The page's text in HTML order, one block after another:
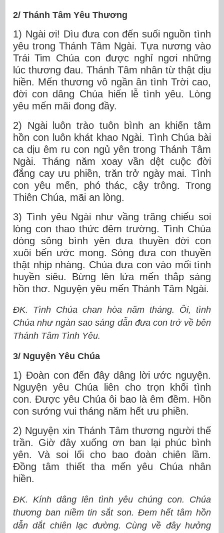
2/ Thánh Tâm Yêu Thương
1) Ngài ơi! Dìu đưa con đến suối nguồn tình
yêu trong Thánh Tâm Ngài. Tựa nương vào
Trái Tim Chúa con được nghỉ ngơi những
lúc thương đau. Thánh Tâm nhân từ thật dịu
hiền. Mến thương vô ngần ân tình Trời cao,
đời con dâng Chúa hiến lễ tình yêu. Lòng
yêu mến mãi đong đầy.
2) Ngài luôn trào tuôn bình an khiến tâm
hồn con luôn khát khao Ngài. Tình Chúa bài
ca dịu êm ru con ngủ yên trong Thánh Tâm
Ngài. Tháng năm xoay vần dệt cuộc đời
đắng cay ưu phiền, trăn trở ngày mai. Tình
con yêu mến, phó thác, cậy trông. Trong
Thiên Chúa, mãi an lòng.
3) Tình yêu Ngài như vầng trăng chiếu soi
lòng con thao thức đêm trường. Tình Chúa
dòng sông bình yên đưa thuyền đời con
xuôi bến ước mong. Sóng đưa con thuyền
thật nhịp nhàng. Chúa đưa con vào mối tình
huyền siêu. Bừng lên lửa mến thắp sáng
hồn thơ. Nguyện yêu mến Thánh Tâm Ngài.
ĐK. Tình Chúa chan hòa năm tháng. Ôi, tình
Chúa như ngàn sao sáng dẫn đưa con trở về bên
Thánh Tâm Tình Yêu.
3/ Nguyện Yêu Chúa
1) Đoàn con đến đây dâng lời ước nguyện.
Nguyện yêu Chúa liên cho trọn khối tình
con. Được yêu Chúa ôi bao là êm đềm. Hồn
con sướng vui tháng năm hết ưu phiền.
2) Nguyện xin Thánh Tâm thương người thế
trần. Giờ đây xuống ơn ban lại phúc bình
yên. Và soi lối cho bao đoàn chiên lầm.
Đồng tâm thiết tha mến yêu Chúa nhân
hiền.
ĐK. Kính dâng lên tình yêu chúng con. Chúa
thương ban niềm tin sắt son. Đem hết tâm hồn
dẫn dắt chiên lạc đường. Cùng về đây hưởng